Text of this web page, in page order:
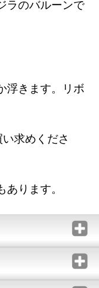
ラのバルーンで
浮きます。リボ
求めくださ
あります。